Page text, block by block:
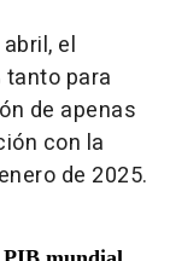
el
para
de apenas
con la
de 2025.